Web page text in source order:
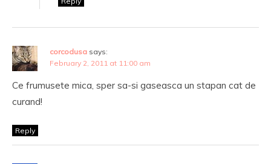
corcodusa says:
February 2, 2011 at 11:00 am
Ce frumusete mica, sper sa-si gaseasca un stapan cat de
curand!
Reply